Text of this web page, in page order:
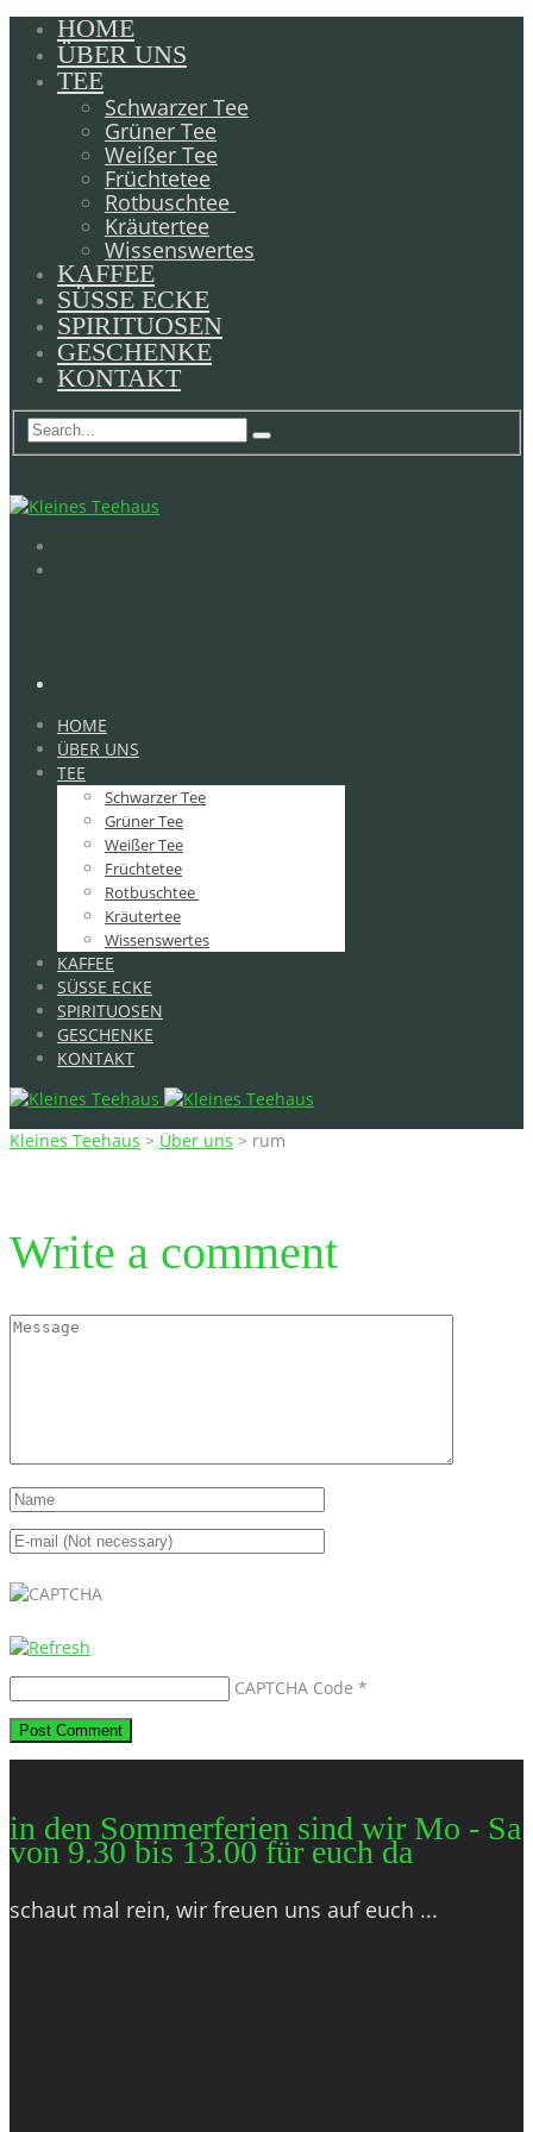
HOME
ÜBER UNS
TEE
Schwarzer Tee
Grüner Tee
Weißer Tee
Früchtetee
Rotbuschtee
Kräutertee
Wissenswertes
KAFFEE
SÜSSE ECKE
SPIRITUOSEN
GESCHENKE
KONTAKT
HOME
ÜBER UNS
TEE
Schwarzer Tee
Grüner Tee
Weißer Tee
Früchtetee
Rotbuschtee
Kräutertee
Wissenswertes
KAFFEE
SÜSSE ECKE
SPIRITUOSEN
GESCHENKE
KONTAKT
Kleines Teehaus > Über uns > rum
Write a comment
CAPTCHA Code *
in den Sommerferien sind wir Mo - Sa
von 9.30 bis 13.00 für euch da
schaut mal rein, wir freuen uns auf euch ...